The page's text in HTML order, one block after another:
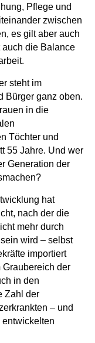
Pflege und
zwischen
es gilt aber auch
die Balance
steht im
Bürger ganz oben.
in die
Töchter und
55 Jahre. Und wer
Generation der
hat
nach der die
mehr durch
wird – selbst
importiert
der
in den
Zahl der
– und